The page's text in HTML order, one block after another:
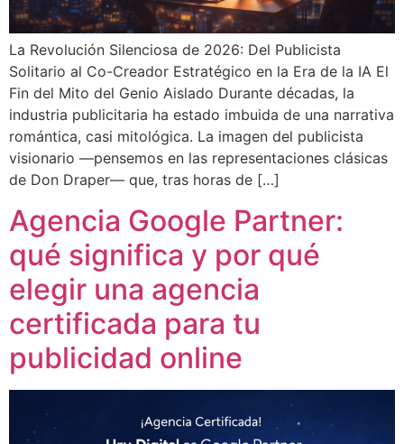
La Revolución Silenciosa de 2026: Del Publicista
Solitario al Co-Creador Estratégico en la Era de la IA El
Fin del Mito del Genio Aislado Durante décadas, la
industria publicitaria ha estado imbuida de una narrativa
romántica, casi mitológica. La imagen del publicista
visionario —pensemos en las representaciones clásicas
de Don Draper— que, tras horas de […]
Agencia Google Partner:
qué significa y por qué
elegir una agencia
certificada para tu
publicidad online